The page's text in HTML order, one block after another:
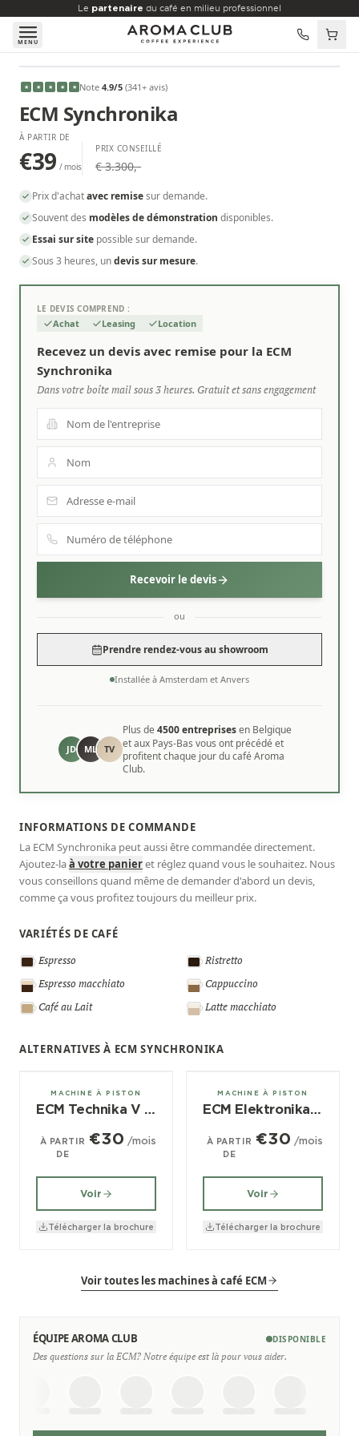
Aller au contenu principal
Le partenaire du café en milieu professionnel
MENU
À PARTIR DE
€39
★ ★ ★ ★ ★ Note 4.9/5 (341+ avis)
ECM Synchronika
À PARTIR DE
€39 / mois
PRIX CONSEILLÉ
€ 3.300,-
Prix d'achatavec remisesur demande.
Souvent des modèles de démonstration disponibles.
Essai sur site possible sur demande.
Sous 3 heures, undevis sur mesure.
LE DEVIS COMPREND :
Achat Leasing Location
Recevez un devis avec remise pour la ECM
Synchronika
Dans votre boîte mail sous 3 heures. Gratuit et sans engagement
Recevoir le devis
ou
Prendre rendez-vous au showroom
Installée à Amsterdam et Anvers
JD ML TV
Plus de4500 entreprisesen Belgique
et aux Pays-Bas vous ont précédé et
profitent chaque jour du café Aroma
Club.
INFORMATIONS DE COMMANDE
La ECM Synchronika peut aussi être commandée directement.
Ajoutez-laà votre panieret réglez quand vous le souhaitez. Nous
vous conseillons quand même de demander d'abord un devis,
comme ça vous profitez toujours du meilleur prix.
VARIÉTÉS DE CAFÉ
Espresso
Ristretto
Espresso macchiato
Cappuccino
Café au Lait
Latte macchiato
ALTERNATIVES À ECM SYNCHRONIKA
1 groupes
MACHINE À PISTON
ECM Technika V Profi PID
À PARTIR
DE
€30 /mois
Voir
Télécharger la brochure
1 groupes
MACHINE À PISTON
ECM Elektronika II Profi
À PARTIR
DE
€30 /mois
Voir
Télécharger la brochure
Voir toutes les machines à café ECM
ÉQUIPE AROMA CLUB DISPONIBLE
Des questions sur la ECM? Notre équipe est là pour vous aider.